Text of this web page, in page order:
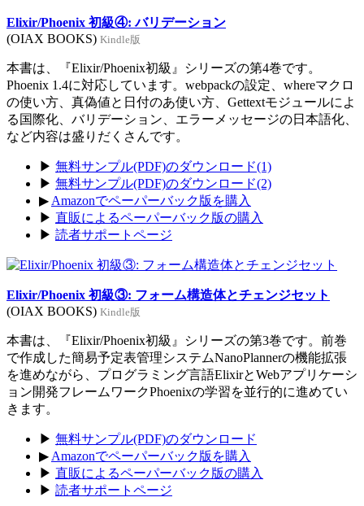
Elixir/Phoenix 初級④: バリデーション
(OIAX BOOKS) Kindle版
本書は、『Elixir/Phoenix初級』シリーズの第4巻です。
Phoenix 1.4に対応しています。webpackの設定、whereマクロ
の使い方、真偽値と日付のあ使い方、Gettextモジュールによ
る国際化、バリデーション、エラーメッセージの日本語化、
など内容は盛りだくさんです。
▶ 無料サンプル(PDF)のダウンロード(1)
▶ 無料サンプル(PDF)のダウンロード(2)
▶ Amazonでペーパーバック版を購入
▶ 直販によるペーパーバック版の購入
▶ 読者サポートページ
Elixir/Phoenix 初級③: フォーム構造体とチェンジセット
(OIAX BOOKS) Kindle版
本書は、『Elixir/Phoenix初級』シリーズの第3巻です。前巻
で作成した簡易予定表管理システムNanoPlannerの機能拡張
を進めながら、プログラミング言語ElixirとWebアプリケーシ
ョン開発フレームワークPhoenixの学習を並行的に進めてい
きます。
▶ 無料サンプル(PDF)のダウンロード
▶ Amazonでペーパーバック版を購入
▶ 直販によるペーパーバック版の購入
▶ 読者サポートページ